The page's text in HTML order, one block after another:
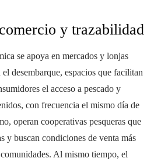
y trazabilidad
se apoya en mercados y lonjas
desembarque, espacios que facilitan
el acceso a pescado y
con frecuencia el mismo día de
operan cooperativas pesqueras que
y buscan condiciones de venta más
Al mismo tiempo, el